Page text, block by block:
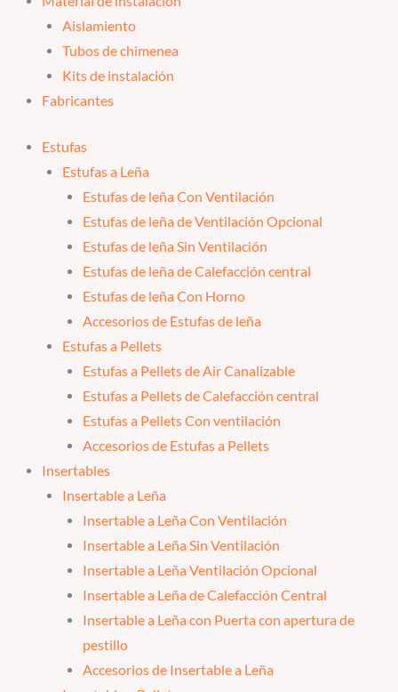
Aislamiento
Tubos de chimenea
Kits de instalación
Fabricantes
Estufas
Estufas a Leña
Estufas de leña Con Ventilación
Estufas de leña de Ventilación Opcional
Estufas de leña Sin Ventilación
Estufas de leña de Calefacción central
Estufas de leña Con Horno
Accesorios de Estufas de leña
Estufas a Pellets
Estufas a Pellets de Air Canalizable
Estufas a Pellets de Calefacción central
Estufas a Pellets Con ventilación
Accesorios de Estufas a Pellets
Insertables
Insertable a Leña
Insertable a Leña Con Ventilación
Insertable a Leña Sin Ventilación
Insertable a Leña Ventilación Opcional
Insertable a Leña de Calefacción Central
Insertable a Leña con Puerta con apertura de
pestillo
Accesorios de Insertable a Leña